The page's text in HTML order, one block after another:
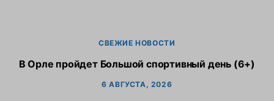
СВЕЖИЕ НОВОСТИ
В Орле пройдет Большой спортивный день (6+)
6 АВГУСТА, 2026